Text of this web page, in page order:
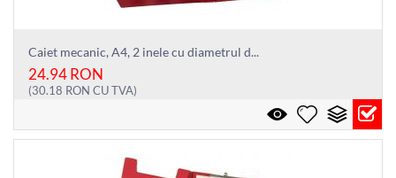
Caiet mecanic, A4, 2 inele cu diametrul d...
24.94RON
(30.18 RON CU TVA)